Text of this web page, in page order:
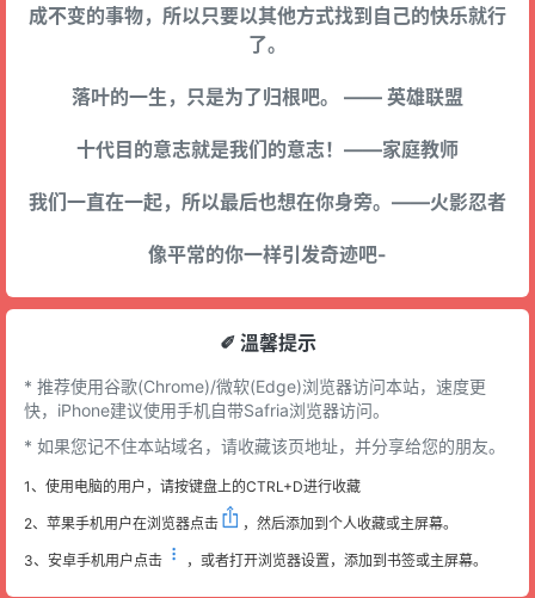
成不变的事物，所以只要以其他方式找到自己的快乐就行
了。
落叶的一生，只是为了归根吧。 —— 英雄联盟
十代目的意志就是我们的意志！——家庭教师
我们一直在一起，所以最后也想在你身旁。——火影忍者
像平常的你一样引发奇迹吧-
✐ 溫馨提示
* 推荐使用谷歌(Chrome)/微软(Edge)浏览器访问本站，速度更
快，iPhone建议使用手机自带Safria浏览器访问。
* 如果您记不住本站域名，请收藏该页地址，并分享给您的朋友。
1、使用电脑的用户，请按键盘上的CTRL+D进行收藏
2、苹果手机用户在浏览器点击 ，然后添加到个人收藏或主屏幕。
3、安卓手机用户点击 ，或者打开浏览器设置，添加到书签或主屏幕。